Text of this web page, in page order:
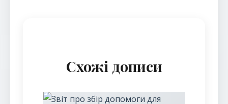
Схожі дописи